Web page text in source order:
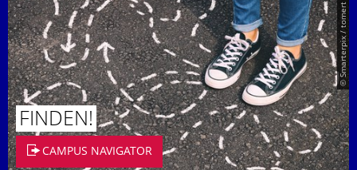
© Smarterpix / tomert
FINDEN!
CAMPUS NAVIGATOR